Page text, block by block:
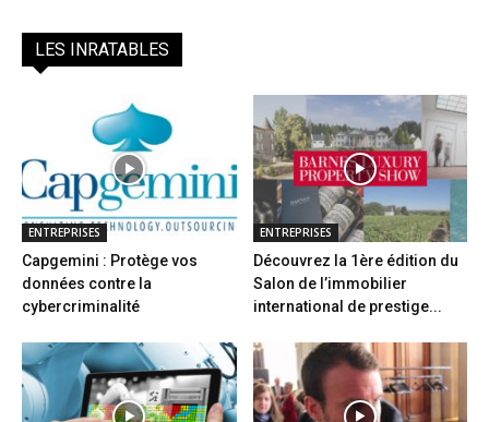
LES INRATABLES
ENTREPRISES
Capgemini : Protège vos
données contre la
cybercriminalité
ENTREPRISES
Découvrez la 1ère édition du
Salon de l’immobilier
international de prestige...